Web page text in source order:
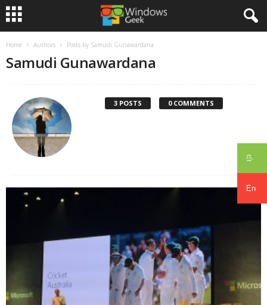
සිං
En
Home Authors Posts by Samudi Gunawardana
Samudi Gunawardana
3 POSTS 0 COMMENTS